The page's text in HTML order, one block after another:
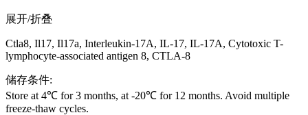
展开/折叠
Ctla8, Il17, Il17a, Interleukin-17A, IL-17, IL-17A, Cytotoxic T-
lymphocyte-associated antigen 8, CTLA-8
储存条件:
Store at 4℃ for 3 months, at -20℃ for 12 months. Avoid multiple
freeze-thaw cycles.